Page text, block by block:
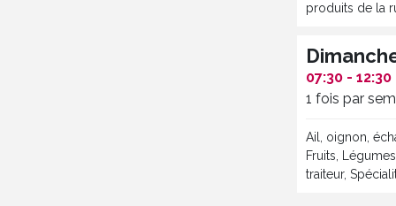
produits de la
07:30 - 12:30
1 fois par
Ail, oignon,
Fruits,
traiteur,